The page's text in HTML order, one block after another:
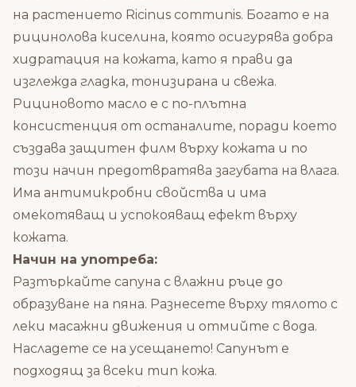
на растението Ricinus communis. Богато е на
рицинолова киселина, която осигурява добра
хидратация на кожата, като я прави да
изглежда гладка, тонизирана и свежа.
Рициновото масло е с по-плътна
консистенция от останалите, поради което
създава защитен филм върху кожата и по
този начин предотвратява загубата на влага.
Има антимикробни свойства и има
омекотяващ и успокояващ ефект върху
кожата.
Начин на употреба:
Разтъркайте сапуна с влажни ръце до
образуване на пяна. Разнесете върху тялото с
леки масажни движения и отмийте с вода.
Насладете се на усещането! Сапунът е
подходящ за всеки тип кожа.